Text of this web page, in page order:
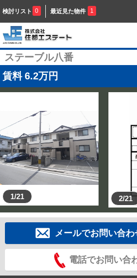
検討リスト 0 最近見た物件 1
ステーブル八番
賃料 6.2万円
1/21 2/21
メールでお問い合
電話でお問い合